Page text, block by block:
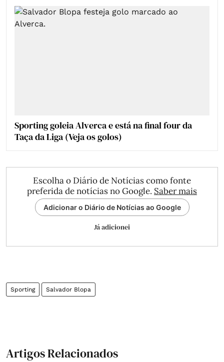
Sporting goleia Alverca e está na final four da
Taça da Liga (Veja os golos)
Escolha o Diário de Notícias como fonte
preferida de notícias no Google. Saber mais
Adicionar o Diário de Notícias ao Google
Já adicionei
Sporting Salvador Blopa
Artigos Relacionados